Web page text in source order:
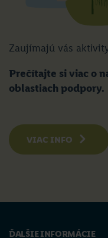
Zaujímajú vás
Prečítajte si viac o
oblastiach podpory.
VIAC INFO
ĎALŠIE INFORMÁCIE